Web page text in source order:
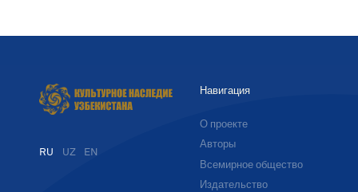
RU UZ EN
Навигация
О проекте
Авторы
Всемирное общество
Издательство